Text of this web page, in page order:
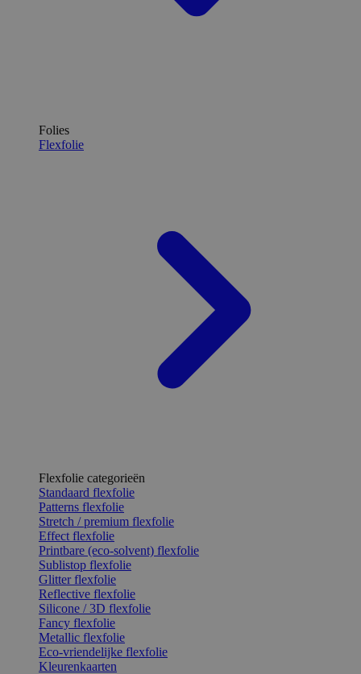
Folies
Flexfolie
Flexfolie categorieën
Standaard flexfolie
Patterns flexfolie
Stretch / premium flexfolie
Effect flexfolie
Printbare (eco-solvent) flexfolie
Sublistop flexfolie
Glitter flexfolie
Reflective flexfolie
Silicone / 3D flexfolie
Fancy flexfolie
Metallic flexfolie
Eco-vriendelijke flexfolie
Kleurenkaarten